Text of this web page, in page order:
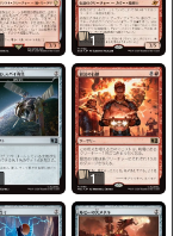
1
1